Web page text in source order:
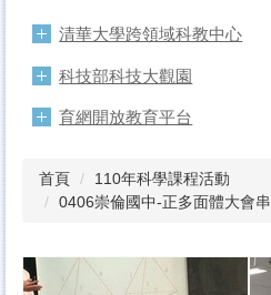
課程活動成果
活動報名
連絡我們
清華大學跨領域科教中心
科技部科技大觀園
育網開放教育平台
首頁
110年科學課程活動
0406崇倫國中-正多面體大會串